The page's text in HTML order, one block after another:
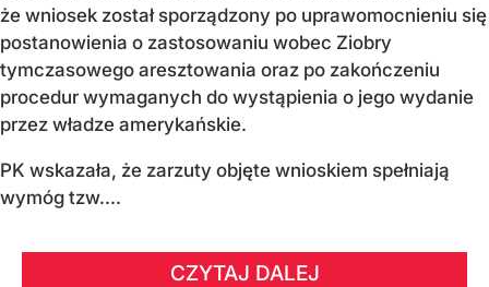
że wniosek został sporządzony po uprawomocnieniu się
postanowienia o zastosowaniu wobec Ziobry
tymczasowego aresztowania oraz po zakończeniu
procedur wymaganych do wystąpienia o jego wydanie
przez władze amerykańskie.
PK wskazała, że zarzuty objęte wnioskiem spełniają
wymóg tzw....
CZYTAJ DALEJ